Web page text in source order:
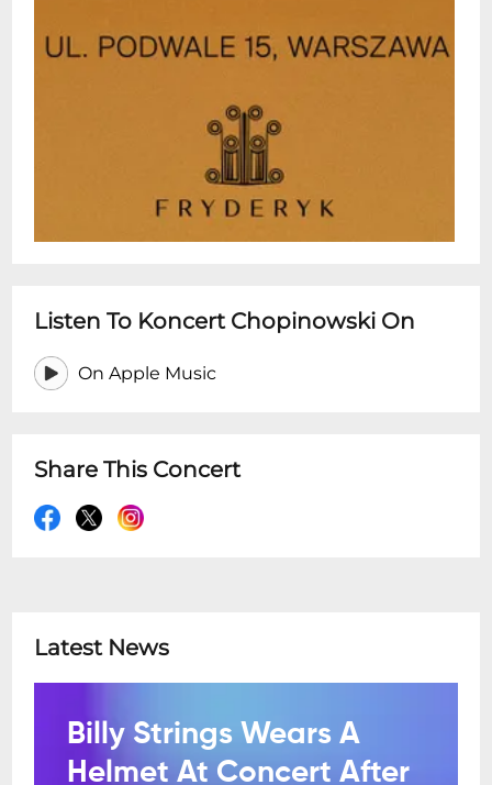
o słuchaniu muzyki z bliska -- bez
atmosferze. Jeśli szukasz pomysłu na
wyjątkowy wieczór w Warszawie --
niezależnie od tego, czy jesteś fanem
muzyki klasycznej, czy po prostu chcesz
przeżyć coś autentycznego i pięknego --
ten koncert jest właśnie dla Ciebie.
Listen To Koncert Chopinowski On
On Apple Music
Share This Concert
Latest News
Billy Strings Wears A
Helmet At Concert After